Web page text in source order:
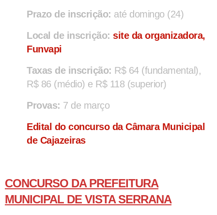
Prazo de inscrição: até domingo (24)
Local de inscrição: site da organizadora,
Funvapi
Taxas de inscrição: R$ 64 (fundamental),
R$ 86 (médio) e R$ 118 (superior)
Provas: 7 de março
Edital do concurso da Câmara Municipal
de Cajazeiras
CONCURSO DA PREFEITURA
MUNICIPAL DE VISTA SERRANA